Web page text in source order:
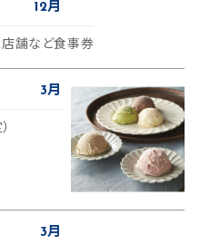
12月
店舗など食事券
3月
3月